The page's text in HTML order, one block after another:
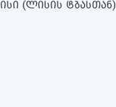
(ᲚᲘᲡᲘᲡ ᲢᲑᲐᲡᲗᲐᲜ)